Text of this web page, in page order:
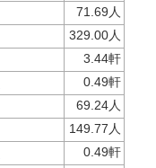
71.69人
329.00人
3.44軒
0.49軒
69.24人
149.77人
0.49軒